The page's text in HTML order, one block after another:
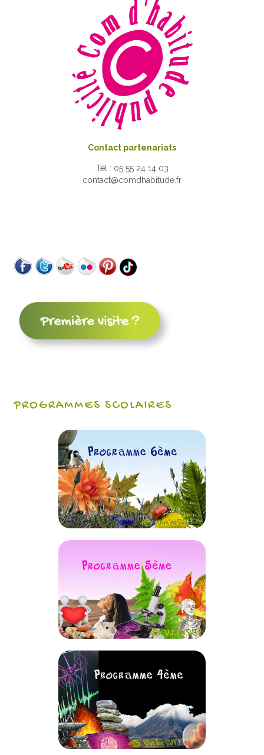
Contact partenariats
Tél : 05 55 24 14 03
contact@comdhabitude.fr
PROGRAMMES SCOLAIRES